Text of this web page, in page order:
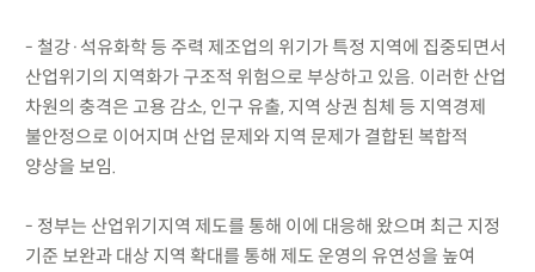
- 철강·석유화학 등 주력 제조업의 위기가 특정 지역에 집중되면서
산업위기의 지역화가 구조적 위험으로 부상하고 있음. 이러한 산업
차원의 충격은 고용 감소, 인구 유출, 지역 상권 침체 등 지역경제
불안정으로 이어지며 산업 문제와 지역 문제가 결합된 복합적
양상을 보임.
- 정부는 산업위기지역 제도를 통해 이에 대응해 왔으며 최근 지정
기준 보완과 대상 지역 확대를 통해 제도 운영의 유연성을 높여